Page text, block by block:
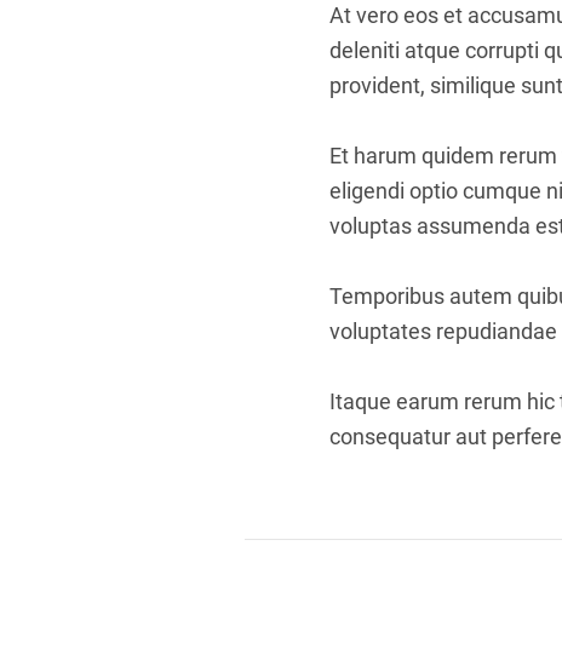
At vero eos et
deleniti atque corrupti
provident, similique
Et harum quidem
eligendi optio cumque
voluptas assumenda
Temporibus autem
voluptates
Itaque earum rerum
consequatur aut